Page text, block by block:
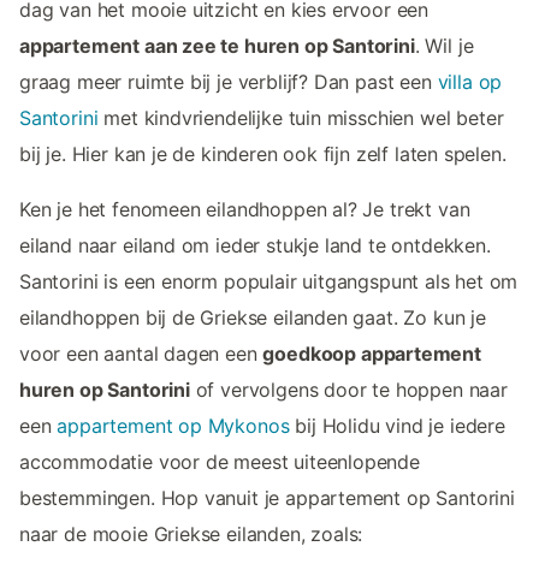
dag van het mooie uitzicht en kies ervoor een
appartement aan zee te huren op Santorini. Wil je
graag meer ruimte bij je verblijf? Dan past een villa op
Santorini met kindvriendelijke tuin misschien wel beter
bij je. Hier kan je de kinderen ook fijn zelf laten spelen.
Ken je het fenomeen eilandhoppen al? Je trekt van
eiland naar eiland om ieder stukje land te ontdekken.
Santorini is een enorm populair uitgangspunt als het om
eilandhoppen bij de Griekse eilanden gaat. Zo kun je
voor een aantal dagen eengoedkoop appartement
huren op Santoriniof vervolgens door te hoppen naar
eenappartement op Mykonosbij Holidu vind je iedere
accommodatie voor de meest uiteenlopende
bestemmingen. Hop vanuit je appartement op Santorini
naar de mooie Griekse eilanden, zoals: